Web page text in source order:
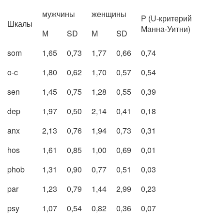
Шкалы
мужчины женщины
P (U-критерий
Манна-Уитни)
М SD M
SD
som
1,65 0,73 1,77 0,66
0,74
o-c
1,80 0,62 1,70 0,57
0,54
sen
1,45 0,75 1,28 0,55
0,39
dep
1,97 0,50 2,14 0,41
0,18
anx
2,13 0,76 1,94 0,73
0,31
hos
1,61 0,85 1,00 0,69
0,01
phob
1,31 0,90 0,77 0,51
0,03
par
1,23 0,79 1,44 2,99
0,23
psy
1,07 0,54 0,82 0,36
0,07